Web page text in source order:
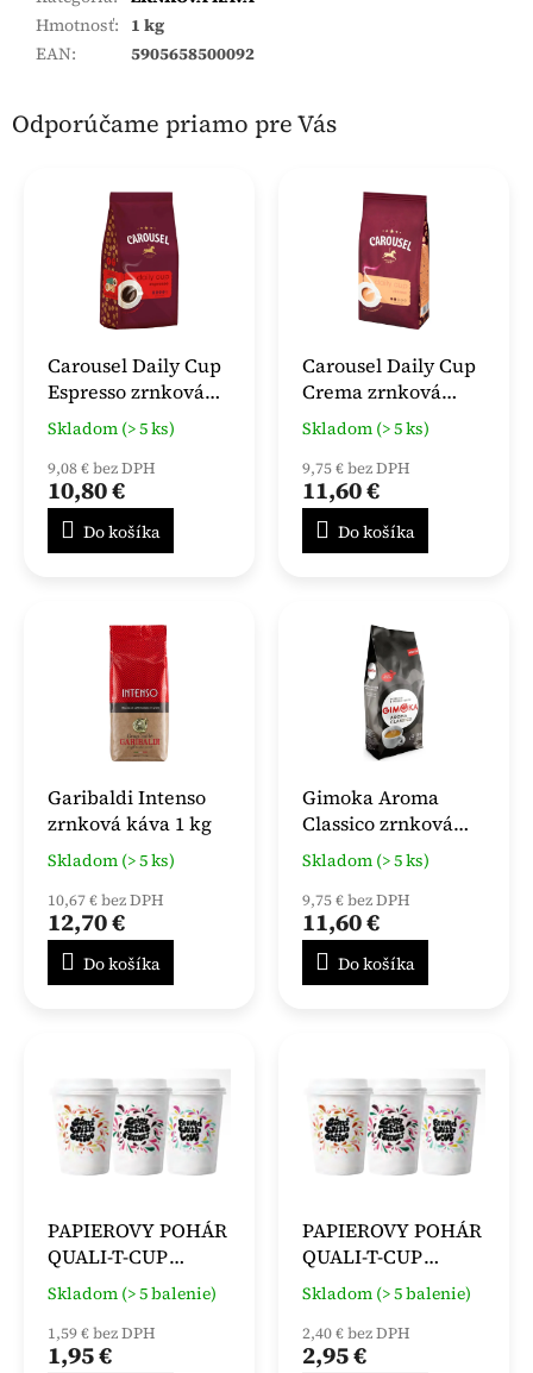
Hmotnosť: 1 kg
EAN: 5905658500092
Odporúčame priamo pre Vás
Carousel Daily Cup
Espresso zrnková
káva 1kg
Skladom (> 5 ks)
9,08 € bez DPH
10,80 €
Do košíka
Carousel Daily Cup
Crema zrnková
káva 1 kg
Skladom (> 5 ks)
9,75 € bez DPH
11,60 €
Do košíka
Garibaldi Intenso
zrnková káva 1 kg
Skladom (> 5 ks)
10,67 € bez DPH
12,70 €
Do košíka
Gimoka Aroma
Classico zrnková
káva 1kg
Skladom (> 5 ks)
9,75 € bez DPH
11,60 €
Do košíka
PAPIEROVY POHÁR
QUALI-T-CUP
VENDING 200ml , 50
KS
Skladom (> 5 balenie)
1,59 € bez DPH
1,95 €
PAPIEROVY POHÁR
QUALI-T-CUP
VENDING 250ml , 50
KS
Skladom (> 5 balenie)
2,40 € bez DPH
2,95 €